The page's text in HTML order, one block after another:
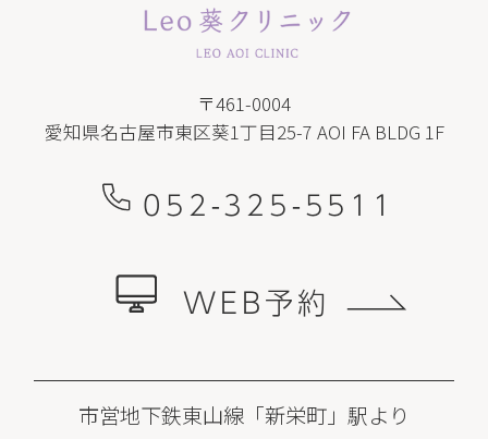
〒461-0004
愛知県名古屋市東区葵1丁目25-7 AOI FA BLDG 1F
052-325-5511
WEB予約
市営地下鉄東山線「新栄町」駅より